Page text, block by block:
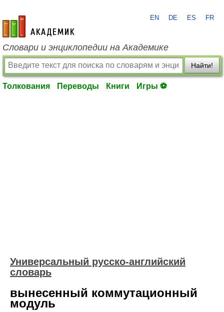
academic.ru
EN DE ES FR
Словари и энциклопедии на Академике
Найти!
Толкования Переводы Книги Игры ⚽
Универсальный русско-английский
словарь
вынесенный коммутационный
модуль